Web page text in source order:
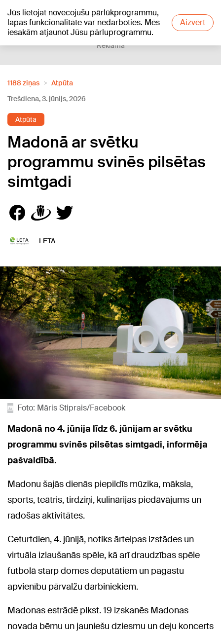
Jūs lietojat novecojušu pārlūkprogrammu,
lapas funkcionalitāte var nedarboties. Mēs
iesakām atjaunot Jūsu pārluprogrammu.
Aizvērt
+25°C
Reklāma
1188 ziņas
Atpūta
Trešdiena, 3. jūnijs, 2026
Atpūta
Madonā ar svētku
programmu svinēs pilsētas
simtgadi
LETA
Foto: Māris Stiprais/Facebook
Madonā no 4. jūnija līdz 6. jūnijam ar svētku
programmu svinēs pilsētas simtgadi, informēja
pašvaldībā.
Madonu šajās dienās piepildīs mūzika, māksla,
sports, teātris, tirdziņi, kulinārijas piedāvājums un
radošas aktivitātes.
Ceturtdien, 4. jūnijā, notiks ārtelpas izstādes un
virtuāla izlaušanās spēle, kā arī draudzības spēle
futbolā starp domes deputātiem un pagastu
apvienību pārvalžu darbiniekiem.
Madonas estrādē plkst. 19 izskanēs Madonas
novada bērnu un jauniešu dziesmu un deju koncerts